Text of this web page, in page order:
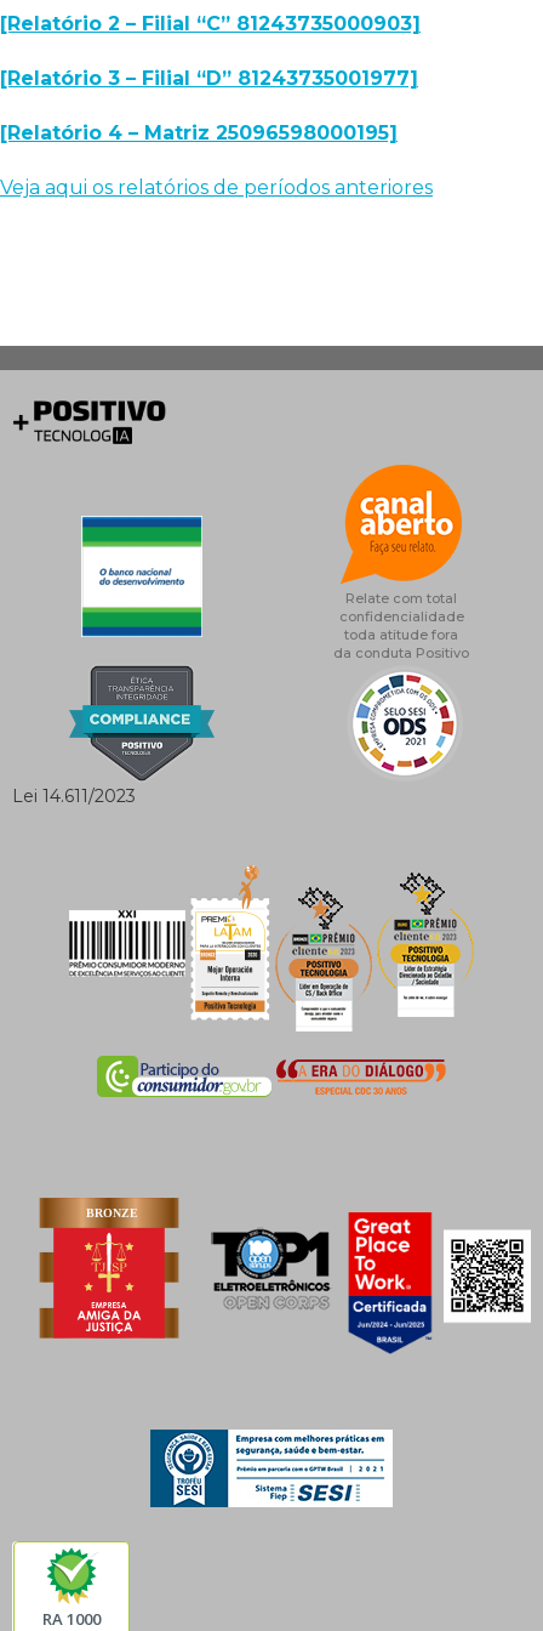
[Relatório 2 – Filial “C” 81243735000903]
[Relatório 3 – Filial “D” 81243735001977]
[Relatório 4 – Matriz 25096598000195]
Veja aqui os relatórios de períodos anteriores
Relate com total
confidencialidade
toda atitude fora
da conduta Positivo
Lei 14.611/2023
RA 1000